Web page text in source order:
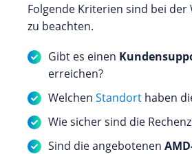
Folgende Kriterien sind bei der
zu beachten.
Gibt es einen
erreichen?
Welchen Standort haben
Wie sicher sind die
Sind die angebotenen